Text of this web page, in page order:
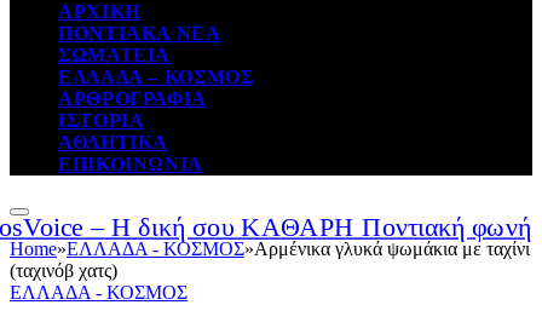
ΑΡΧΙΚΗ
ΠΟΝΤΙΑΚΑ ΝΕΑ
ΣΩΜΑΤΕΙΑ
ΕΛΛΑΔΑ – ΚΟΣΜΟΣ
ΑΡΘΡΟΓΡΑΦΙΑ
ΙΣΤΟΡΙΑ
ΑΘΛΗΤΙΚΑ
ΕΠΙΚΟΙΝΩΝΙΑ
Home»ΕΛΛΑΔΑ - ΚΟΣΜΟΣ»Αρμένικα γλυκά ψωμάκια με ταχίνι
(ταχινόβ χατς)
ΕΛΛΑΔΑ - ΚΟΣΜΟΣ